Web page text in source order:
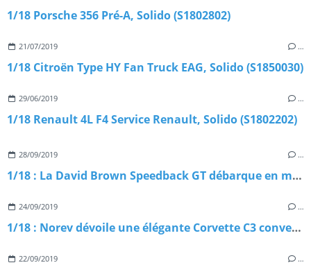
1/18 Porsche 356 Pré-A, Solido (S1802802)
21/07/2019 …
1/18 Citroën Type HY Fan Truck EAG, Solido (S1850030)
29/06/2019 …
1/18 Renault 4L F4 Service Renault, Solido (S1802202)
28/09/2019 …
1/18 : La David Brown Speedback GT débarque en miniature
24/09/2019 …
1/18 : Norev dévoile une élégante Corvette C3 convertible
22/09/2019 …